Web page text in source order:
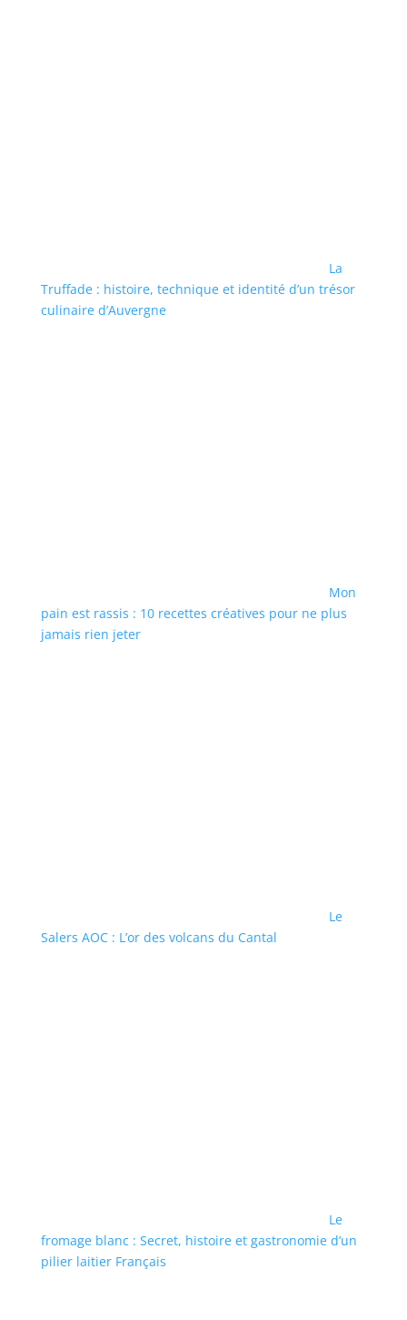
La
Truffade : histoire, technique et identité d’un trésor
culinaire d’Auvergne
Mon
pain est rassis : 10 recettes créatives pour ne plus
jamais rien jeter
Le
Salers AOC : L’or des volcans du Cantal
Le
fromage blanc : Secret, histoire et gastronomie d’un
pilier laitier Français